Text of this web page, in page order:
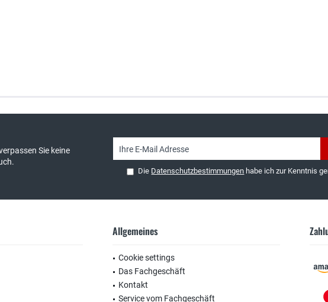
Sie keine
Die Datenschutzbestimmungen habe ich zur Kenntnis
Allgemeines
Cookie settings
Das Fachgeschäft
Kontakt
Service vom Fachgeschäft